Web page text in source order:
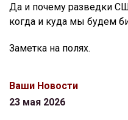
Да и почему разведки
когда и куда мы будем
Заметка на полях.
Ваши Новости
23 мая 2026